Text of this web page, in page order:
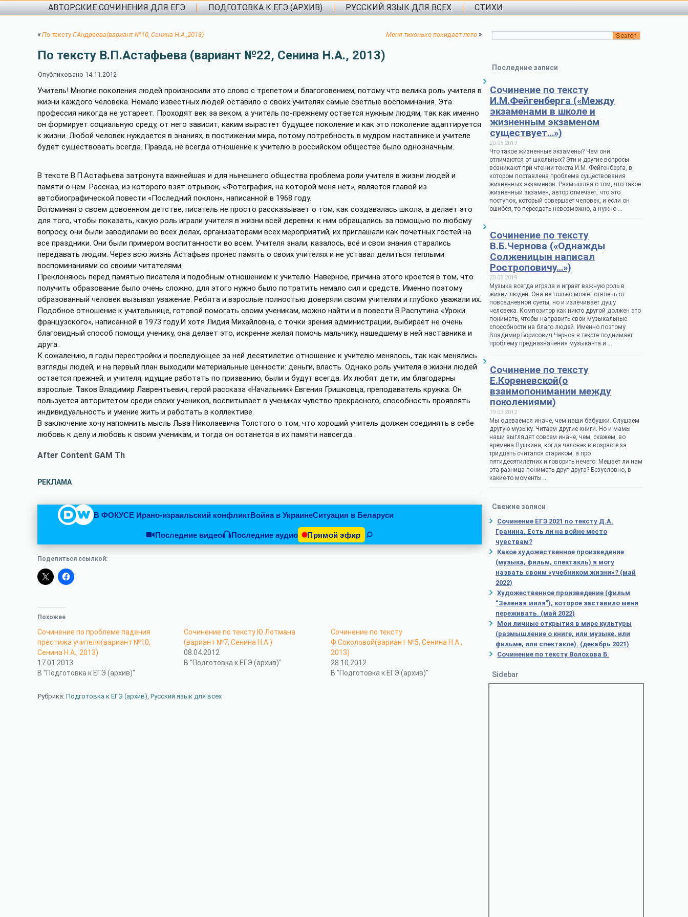
АВТОРСКИЕ СОЧИНЕНИЯ ДЛЯ ЕГЭ ПОДГОТОВКА К ЕГЭ (АРХИВ) РУССКИЙ ЯЗЫК ДЛЯ ВСЕХ СТИХИ
« По тексту Г.Андреева(вариант №10, Сенина Н.А.,2013) Меня тихонько покидает лето »
По тексту В.П.Астафьева (вариант №22, Сенина Н.А., 2013)
Опубликовано 14.11.2012
Учитель! Многие поколения людей произносили это слово с трепетом и благоговением, потому что велика роль учителя в
жизни каждого человека. Немало известных людей оставило о своих учителях самые светлые воспоминания. Эта
профессия никогда не устареет. Проходят век за веком, а учитель по-прежнему остается нужным людям, так как именно
он формирует социальную среду, от него зависит, каким вырастет будущее поколение и как это поколение адаптируется
к жизни. Любой человек нуждается в знаниях, в постижении мира, потому потребность в мудром наставнике и учителе
будет существовать всегда. Правда, не всегда отношение к учителю в российском обществе было однозначным.
В тексте В.П.Астафьева затронута важнейшая и для нынешнего общества проблема роли учителя в жизни людей и
памяти о нем. Рассказ, из которого взят отрывок, «Фотография, на которой меня нет», является главой из
автобиографической повести «Последний поклон», написанной в 1968 году.
Вспоминая о своем довоенном детстве, писатель не просто рассказывает о том, как создавалась школа, а делает это
для того, чтобы показать, какую роль играли учителя в жизни всей деревни: к ним обращались за помощью по любому
вопросу, они были заводилами во всех делах, организаторами всех мероприятий, их приглашали как почетных гостей на
все праздники. Они были примером воспитанности во всем. Учителя знали, казалось, всё и свои знания старались
передавать людям. Через всю жизнь Астафьев пронес память о своих учителях и не уставал делиться теплыми
воспоминаниями со своими читателями.
Преклоняюсь перед памятью писателя и подобным отношением к учителю. Наверное, причина этого кроется в том, что
получить образование было очень сложно, для этого нужно было потратить немало сил и средств. Именно поэтому
образованный человек вызывал уважение. Ребята и взрослые полностью доверяли своим учителям и глубоко уважали их.
Подобное отношение к учительнице, готовой помогать своим ученикам, можно найти и в повести В.Распутина «Уроки
французского», написанной в 1973 году.И хотя Лидия Михайловна, с точки зрения администрации, выбирает не очень
благовидный способ помощи ученику, она делает это, искренне желая помочь мальчику, нашедшему в ней наставника и
друга.
К сожалению, в годы перестройки и последующее за ней десятилетие отношение к учителю менялось, так как менялись
взгляды людей, и на первый план выходили материальные ценности: деньги, власть. Однако роль учителя в жизни людей
остается прежней, и учителя, идущие работать по призванию, были и будут всегда. Их любят дети, им благодарны
взрослые. Таков Владимир Лаврентьевич, герой рассказа «Начальник» Евгения Гришковца, преподаватель кружка. Он
пользуется авторитетом среди своих учеников, воспитывает в учениках чувство прекрасного, способность проявлять
индивидуальность и умение жить и работать в коллективе.
В заключение хочу напомнить мысль Льва Николаевича Толстого о том, что хороший учитель должен соединять в себе
любовь к делу и любовь к своим ученикам, и тогда он останется в их памяти навсегда.
After Content GAM Th
РЕКЛАМА
В ФОКУСЕ Ирано-израильский конфликтВойна в УкраинеСитуация в Беларуси
Последние видео Последние аудио Прямой эфир
Поделиться ссылкой:
Похожее
Сочинение по проблеме падения
престижа учителя(вариант №10,
Сенина Н.А., 2013)
17.01.2013
В "Подготовка к ЕГЭ (архив)"
Сочинение по тексту Ю.Лотмана
(вариант №7, Сенина Н.А.)
08.04.2012
В "Подготовка к ЕГЭ (архив)"
Сочинение по тексту
Ф.Соколовой(вариант №5, Сенина Н.А.,
2013)
28.10.2012
В "Подготовка к ЕГЭ (архив)"
Рубрика: Подготовка к ЕГЭ (архив), Русский язык для всех
Последние записи
Сочинение по тексту
И.М.Фейгенберга («Между
экзаменами в школе и
жизненным экзаменом
существует…»)
20.05.2019
Что такое жизненные экзамены? Чем они
отличаются от школьных? Эти и другие вопросы
возникают при чтении текста И.М. Фейгенберга, в
котором поставлена проблема существования
жизненных экзаменов. Размышляя о том, что такое
жизненный экзамен, автор отмечает, что это
поступок, который совершает человек, и если он
ошибся, то пересдать невозможно, а нужно …
Сочинение по тексту
В.Б.Чернова («Однажды
Солженицын написал
Ростроповичу…»)
20.05.2019
Музыка всегда играла и играет важную роль в
жизни людей. Она не только может отвлечь от
повседневной суеты, но и излечивает душу
человека. Композитор как никто другой должен это
понимать, чтобы направить свои музыкальные
способности на благо людей. Именно поэтому
Владимир Борисович Чернов в тексте поднимает
проблему предназначения музыканта и …
Сочинение по тексту
Е.Кореневской(о
взаимопонимании между
поколениями)
19.03.2012
Мы одеваемся иначе, чем наши бабушки. Слушаем
другую музыку. Читаем другие книги. Но и мамы
наши выглядят совсем иначе, чем, скажем, во
времена Пушкина, когда человек в возрасте за
тридцать считался стариком, а про
пятидесятилетних и говорить нечего. Мешает ли нам
эта разница понимать друг друга? Безусловно, в
какие-то моменты …
Свежие записи
Сочинение ЕГЭ 2021 по тексту Д.А.
Гранина. Есть ли на войне место
чувствам?
Какое художественное произведение
(музыка, фильм, спектакль) я могу
назвать своим «учебником жизни»? (май
2022)
Художественное произведение (фильм
“Зеленая миля”), которое заставило меня
переживать. (май 2022)
Мои личные открытия в мире культуры
(размышление о книге, или музыке, или
фильме, или спектакле). (декабрь 2021)
Сочинение по тексту Волохова Б.
Sidebar